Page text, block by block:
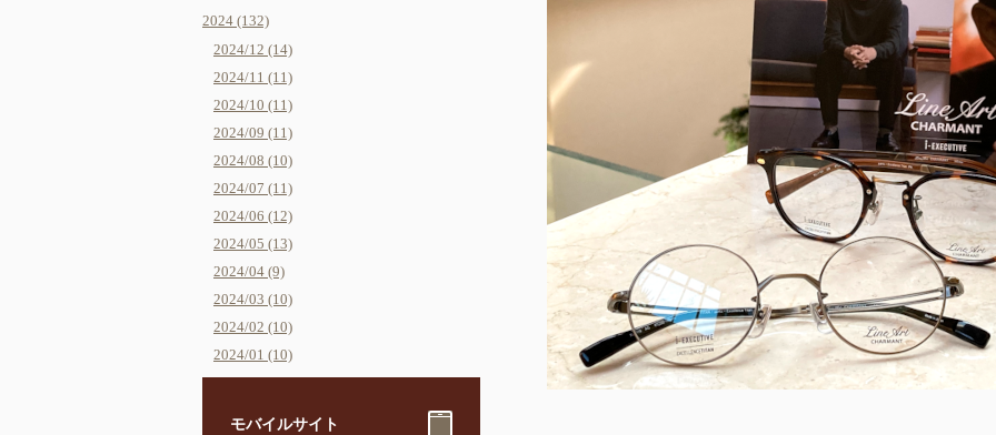
2024 (132)
2024/12 (14)
2024/11 (11)
2024/10 (11)
2024/09 (11)
2024/08 (10)
2024/07 (11)
2024/06 (12)
2024/05 (13)
2024/04 (9)
2024/03 (10)
2024/02 (10)
2024/01 (10)
モバイルサイト